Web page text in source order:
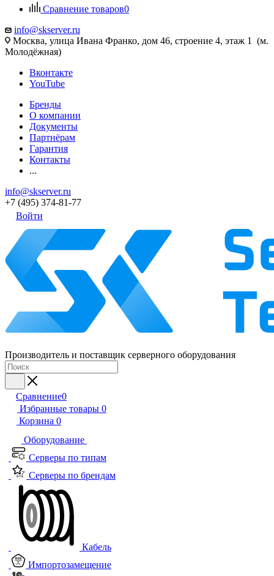
Сравнение товаров0
info@skserver.ru
Москва, улица Ивана Франко, дом 46, строение 4, этаж 1 (м.
Молодёжная)
Вконтакте
YouTube
Бренды
О компании
Документы
Партнёрам
Гарантия
Контакты
...
info@skserver.ru
+7 (495) 374-81-77
Войти
Производитель и поставщик серверного оборудования
Сравнение0
Избранные товары 0
Корзина 0
Оборудование
Серверы по типам
Серверы по брендам
Кабель
Импортозамещение